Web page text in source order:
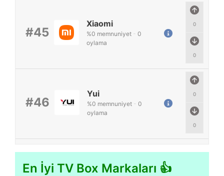
#45
0
0
Xiaomi
%0 memnuniyet - 0
oylama
#46
0
0
Yui
%0 memnuniyet - 0
oylama
En İyi TV Box Markaları 👍